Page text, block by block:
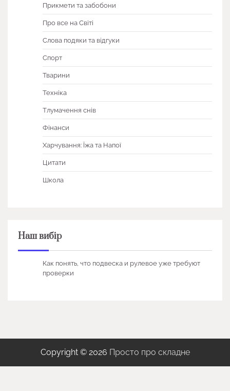
Прикмети та забобони
Про все на Світі
Слова подяки та відгуки
Спорт
Тварини
Техніка
Тлумачення снів
Фінанси
Харчування: Їжа та Напої
Цитати
Школа
Наш вибір
Как понять, что подвеска и рулевое уже требуют
проверки
Copyright © 2026 Просто про складне